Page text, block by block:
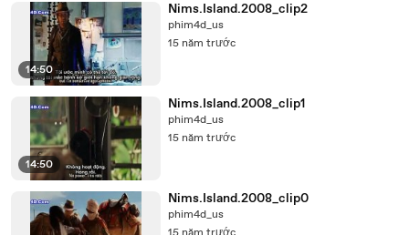
14:50
Nims.Island.2008_clip2
phim4d_us
15 năm trước
14:50
Nims.Island.2008_clip1
phim4d_us
15 năm trước
Nims.Island.2008_clip0
phim4d_us